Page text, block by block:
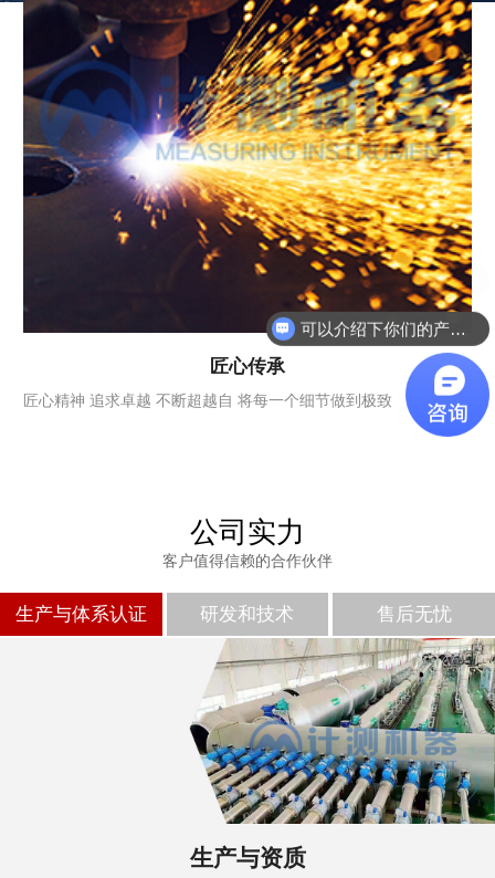
匠心传承
匠心精神 追求卓越 不断超越自 将每一个细节做到极致
公司实力
客户值得信赖的合作伙伴
生产与体系认证 研发和技术 售后无忧
生产与资质
可以介绍下你们的产品么